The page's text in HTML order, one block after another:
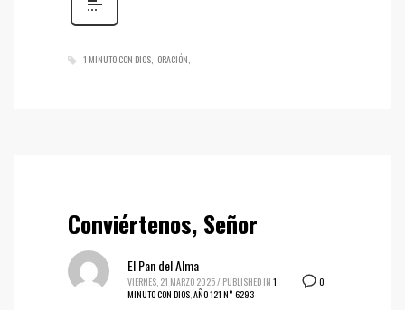
1 MINUTO CON DIOS ORACIÓN
Conviértenos, Señor
0
El Pan del Alma
VIERNES, 21 MARZO 2025/ PUBLISHED IN 1
MINUTO CON DIOS AÑO 121 N° 6293